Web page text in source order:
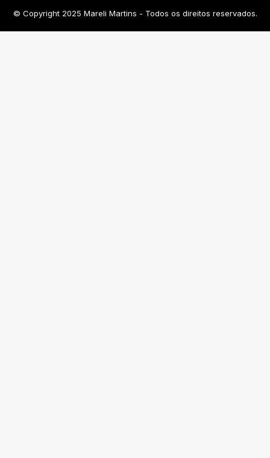
© Copyright 2025 Mareli Martins - Todos os direitos reservados.